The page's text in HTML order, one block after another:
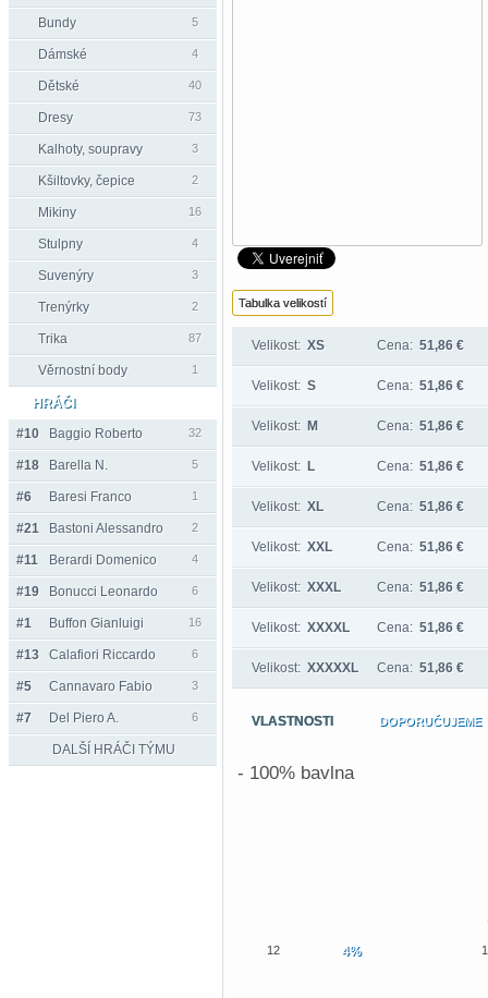
Bundy 5
Dámské 4
Dětské 40
Dresy 73
Kalhoty, soupravy 3
Kšiltovky, čepice 2
Mikiny 16
Stulpny 4
Suvenýry 3
Trenýrky 2
Trika 87
Věrnostní body 1
HRÁČI
#10
Baggio Roberto 32
#18 Barella N. 5
#6 Baresi Franco 1
#21 Bastoni Alessandro 2
#11 Berardi Domenico 4
#19 Bonucci Leonardo 6
#1 Buffon Gianluigi 16
#13 Calafiori Riccardo 6
#5 Cannavaro Fabio 3
#7 Del Piero A. 6
DALŠÍ HRÁČI TÝMU
Tabulka velikostí
Velikost: XS Cena: 51,86 €
Velikost: S Cena: 51,86 €
Velikost: M Cena: 51,86 €
Velikost: L Cena: 51,86 €
Velikost: XL Cena: 51,86 €
Velikost: XXL Cena: 51,86 €
Velikost: XXXL Cena: 51,86 €
Velikost: XXXXL Cena: 51,86 €
Velikost: XXXXXL Cena: 51,86 €
VLASTNOSTI DOPORUČUJEME
- 100% bavlna
12 4%